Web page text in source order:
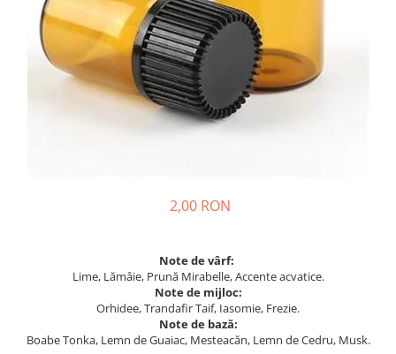
2,00 RON
Note de vârf:
Lime, Lămâie, Prună Mirabelle, Accente acvatice.
Note de mijloc:
Orhidee, Trandafir Taif, Iasomie, Frezie.
Note de bază:
Boabe Tonka, Lemn de Guaiac, Mesteacăn, Lemn de Cedru, Musk.